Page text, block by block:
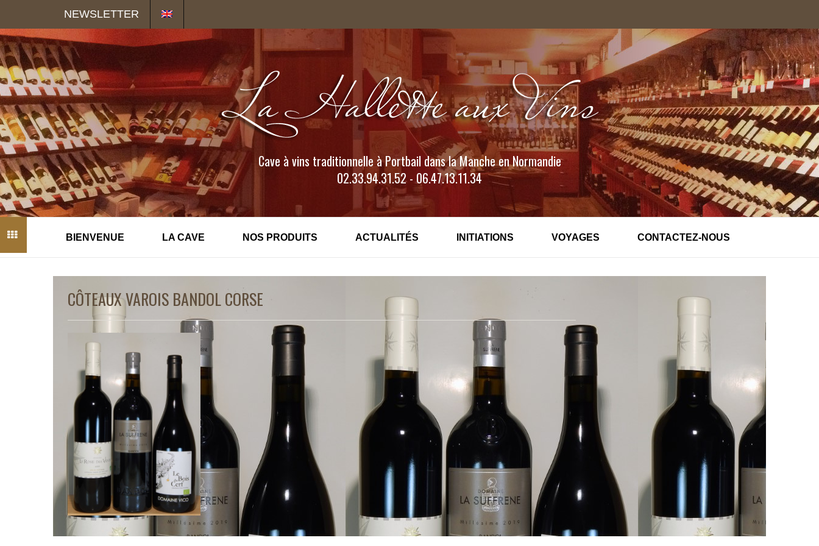
NEWSLETTER
Cave à vins traditionnelle à Portbail dans la Manche en Normandie
02.33.94.31.52 - 06.47.13.11.34
BIENVENUE LA CAVE NOS PRODUITS ACTUALITÉS INITIATIONS VOYAGES CONTACTEZ-NOUS
CÔTEAUX VAROIS BANDOL CORSE
Panneau de gestion des cookies